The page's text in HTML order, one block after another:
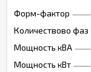
Форм-фактор
Количествово фаз
Мощность кВА
Мощность кВт